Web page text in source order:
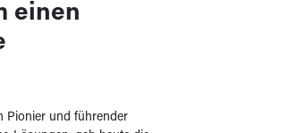
einen
Pionier und führender